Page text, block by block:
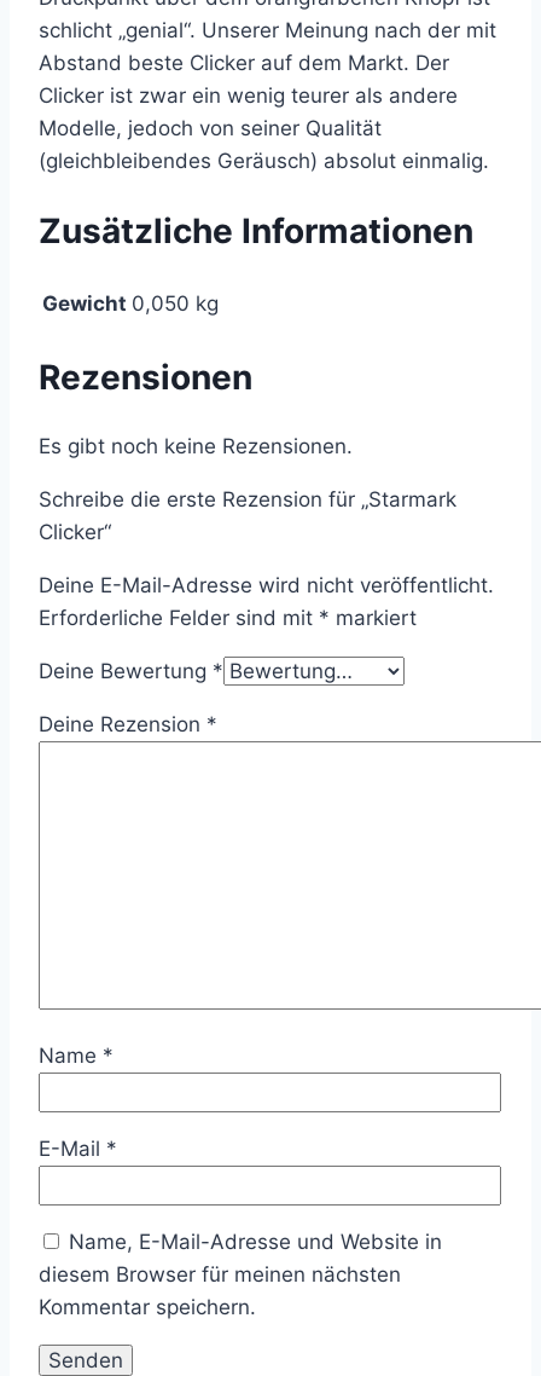
schlicht „genial“. Unserer Meinung nach der mit
Abstand beste Clicker auf dem Markt. Der
Clicker ist zwar ein wenig teurer als andere
Modelle, jedoch von seiner Qualität
(gleichbleibendes Geräusch) absolut einmalig.
Zusätzliche Informationen
Gewicht 0,050 kg
Rezensionen
Es gibt noch keine Rezensionen.
Schreibe die erste Rezension für „Starmark
Clicker“
Deine E-Mail-Adresse wird nicht veröffentlicht.
Erforderliche Felder sind mit * markiert
Deine Bewertung *
Deine Rezension *
Name *
E-Mail *
Name, E-Mail-Adresse und Website in
diesem Browser für meinen nächsten
Kommentar speichern.